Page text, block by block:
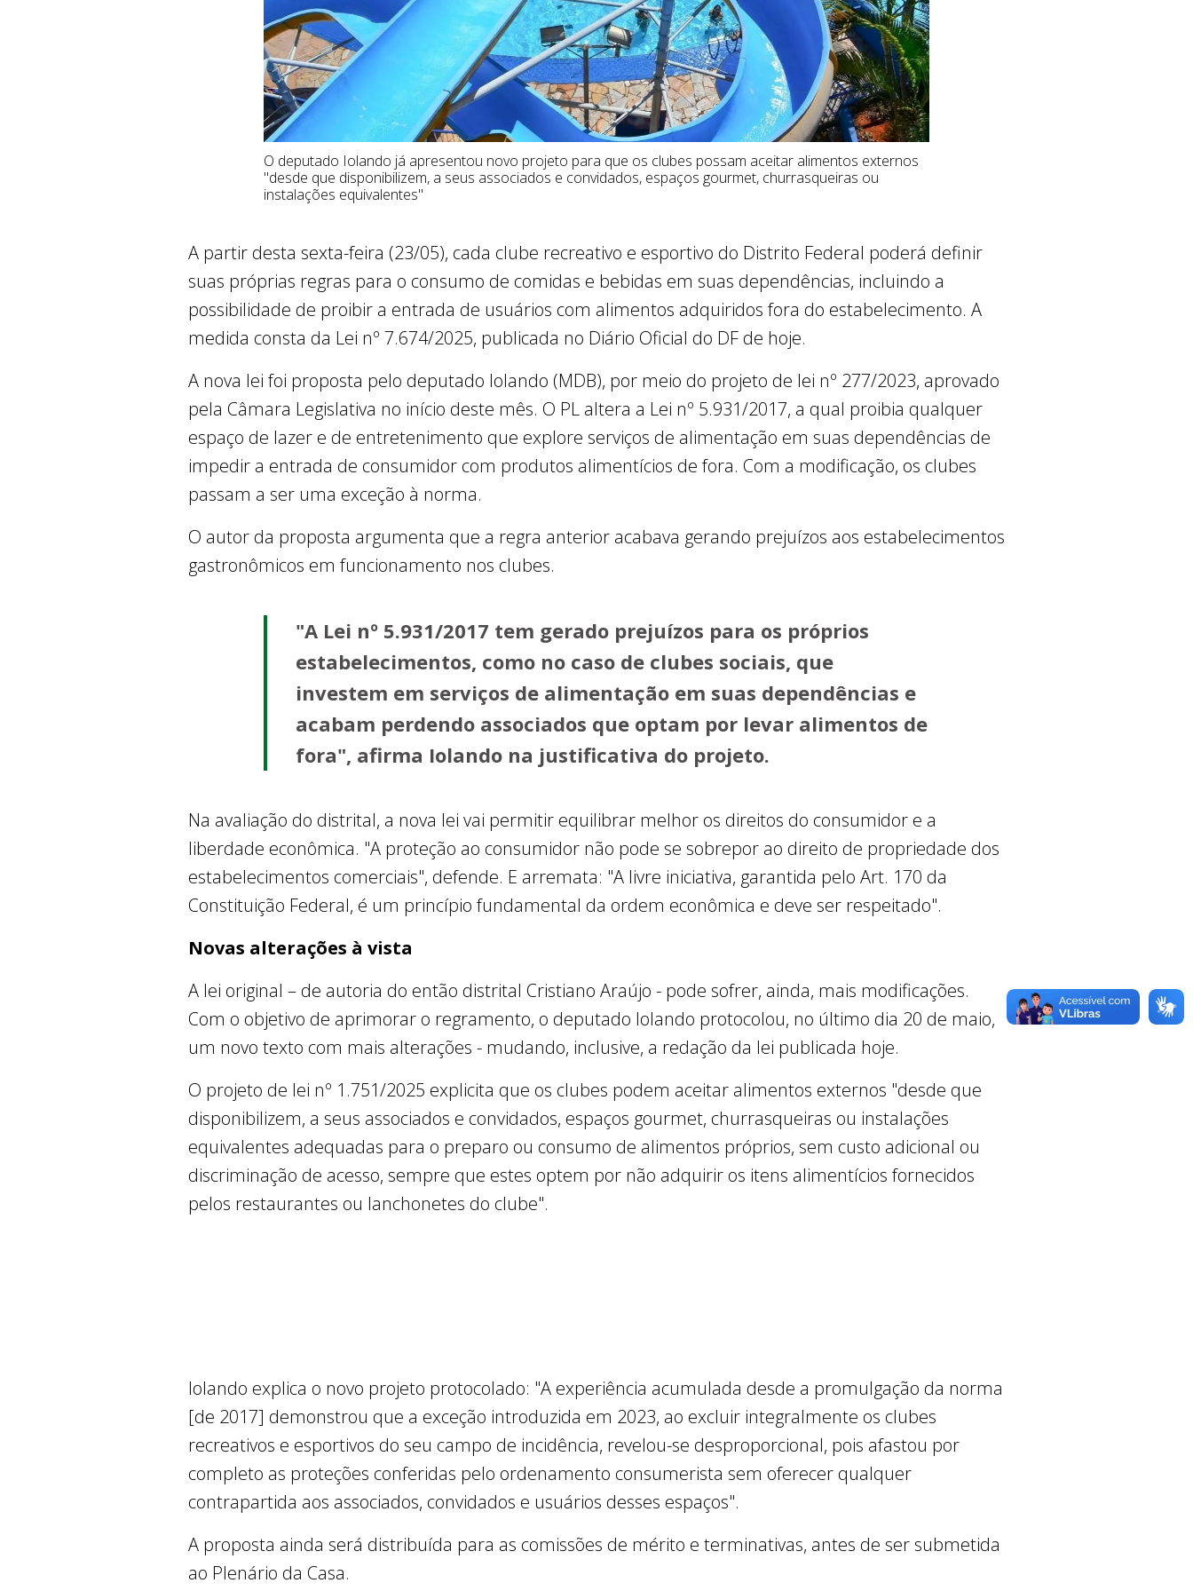
O deputado Iolando já apresentou novo projeto para que os clubes possam aceitar alimentos externos
"desde que disponibilizem, a seus associados e convidados, espaços gourmet, churrasqueiras ou
instalações equivalentes"
A partir desta sexta-feira (23/05), cada clube recreativo e esportivo do Distrito Federal poderá definir
suas próprias regras para o consumo de comidas e bebidas em suas dependências, incluindo a
possibilidade de proibir a entrada de usuários com alimentos adquiridos fora do estabelecimento. A
medida consta da Lei nº 7.674/2025, publicada no Diário Oficial do DF de hoje.
A nova lei foi proposta pelo deputado Iolando (MDB), por meio do projeto de lei nº 277/2023, aprovado
pela Câmara Legislativa no início deste mês. O PL altera a Lei nº 5.931/2017, a qual proibia qualquer
espaço de lazer e de entretenimento que explore serviços de alimentação em suas dependências de
impedir a entrada de consumidor com produtos alimentícios de fora. Com a modificação, os clubes
passam a ser uma exceção à norma.
O autor da proposta argumenta que a regra anterior acabava gerando prejuízos aos estabelecimentos
gastronômicos em funcionamento nos clubes.
"A Lei nº 5.931/2017 tem gerado prejuízos para os próprios
estabelecimentos, como no caso de clubes sociais, que
investem em serviços de alimentação em suas dependências e
acabam perdendo associados que optam por levar alimentos de
fora", afirma Iolando na justificativa do projeto.
Na avaliação do distrital, a nova lei vai permitir equilibrar melhor os direitos do consumidor e a
liberdade econômica. "A proteção ao consumidor não pode se sobrepor ao direito de propriedade dos
estabelecimentos comerciais", defende. E arremata: "A livre iniciativa, garantida pelo Art. 170 da
Constituição Federal, é um princípio fundamental da ordem econômica e deve ser respeitado".
Novas alterações à vista
A lei original – de autoria do então distrital Cristiano Araújo - pode sofrer, ainda, mais modificações.
Com o objetivo de aprimorar o regramento, o deputado Iolando protocolou, no último dia 20 de maio,
um novo texto com mais alterações - mudando, inclusive, a redação da lei publicada hoje.
O projeto de lei nº 1.751/2025 explicita que os clubes podem aceitar alimentos externos "desde que
disponibilizem, a seus associados e convidados, espaços gourmet, churrasqueiras ou instalações
equivalentes adequadas para o preparo ou consumo de alimentos próprios, sem custo adicional ou
discriminação de acesso, sempre que estes optem por não adquirir os itens alimentícios fornecidos
pelos restaurantes ou lanchonetes do clube".
Iolando explica o novo projeto protocolado: "A experiência acumulada desde a promulgação da norma
[de 2017] demonstrou que a exceção introduzida em 2023, ao excluir integralmente os clubes
recreativos e esportivos do seu campo de incidência, revelou-se desproporcional, pois afastou por
completo as proteções conferidas pelo ordenamento consumerista sem oferecer qualquer
contrapartida aos associados, convidados e usuários desses espaços".
A proposta ainda será distribuída para as comissões de mérito e terminativas, antes de ser submetida
ao Plenário da Casa.